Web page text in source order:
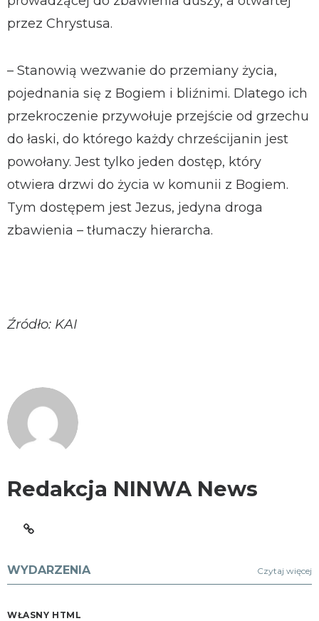
przez Chrystusa.
– Stanowią wezwanie do przemiany życia,
pojednania się z Bogiem i bliźnimi. Dlatego ich
przekroczenie przywołuje przejście od grzechu
do łaski, do którego każdy chrześcijanin jest
powołany. Jest tylko jeden dostęp, który
otwiera drzwi do życia w komunii z Bogiem.
Tym dostępem jest Jezus, jedyna droga
zbawienia – tłumaczy hierarcha.
Źródło: KAI
Redakcja NINWA News
WYDARZENIA Czytaj więcej
WŁASNY HTML